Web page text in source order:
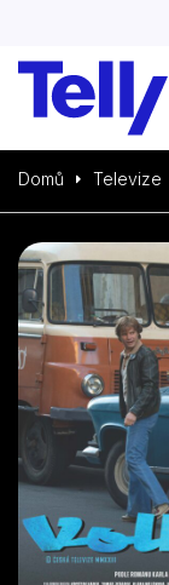
Domů Televize